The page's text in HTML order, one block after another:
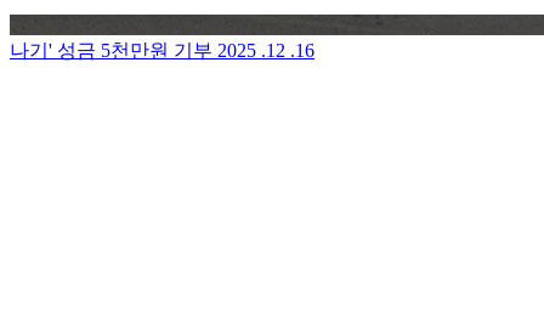
나기' 성금 5천만원 기부 2025 .12 .16